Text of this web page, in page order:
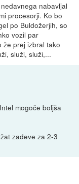
nabavljal
procesorji. Ko bo
po Buldožerjih, so
vozil par
že prej izbral tako
služi, služi,...
mogoče boljša
zadeve za 2-3